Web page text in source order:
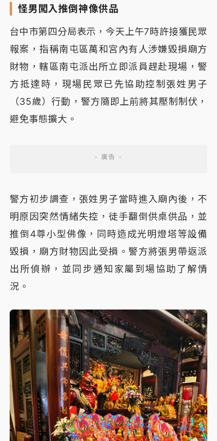
怪男闖入推倒神像供品
台中市第四分局表示，今天上午7時許接獲民眾
報案，指稱南屯區萬和宮內有人涉嫌毀損廟方
財物，轄區南屯派出所立即派員趕赴現場，警
方抵達時，現場民眾已先協助控制張姓男子
（35歲）行動，警方隨即上前將其壓制制伏，
避免事態擴大。
警方初步調查，張姓男子當時進入廟內後，不
明原因突然情緒失控，徒手翻倒供桌供品，並
推倒4尊小型佛像，同時造成光明燈塔等設備
毀損，廟方財物因此受損。警方將張男帶返派
出所偵辦，並同步通知家屬到場協助了解情
況。